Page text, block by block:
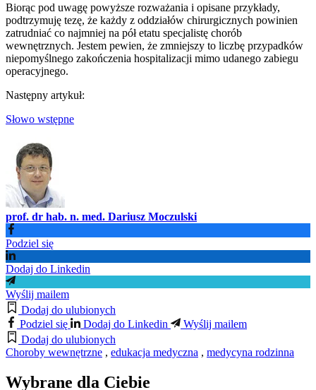
Biorąc pod uwagę powyższe rozważania i opisane przykłady,
podtrzymuję tezę, że każdy z oddziałów chirurgicznych powinien
zatrudniać co najmniej na pół etatu specjalistę chorób
wewnętrznych. Jestem pewien, że zmniejszy to liczbę przypadków
niepomyślnego zakończenia hospitalizacji mimo udanego zabiegu
operacyjnego.
Następny artykuł:
Słowo wstępne
prof. dr hab. n. med. Dariusz Moczulski
Podziel się
Dodaj do Linkedin
Wyślij mailem
Dodaj do ulubionych
Podziel się
Dodaj do Linkedin
Wyślij mailem
Dodaj do ulubionych
Choroby wewnętrzne , edukacja medyczna , medycyna rodzinna
Wybrane dla Ciebie